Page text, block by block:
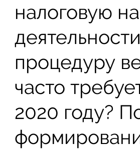
налоговую
процедуру
часто
2020 году?